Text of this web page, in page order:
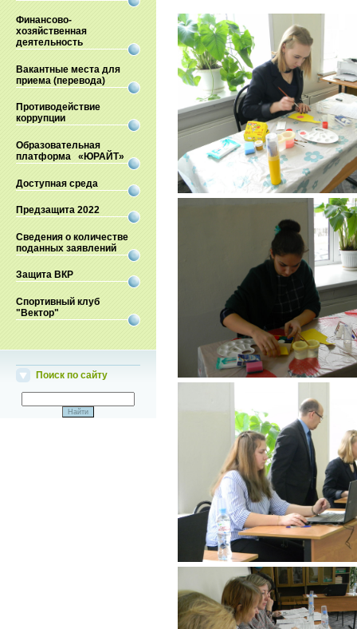
Финансово-
хозяйственная
деятельность
Вакантные места для
приема (перевода)
Противодействие
коррупции
Образовательная
платформа «ЮРАЙТ»
Доступная среда
Предзащита 2022
Сведения о количестве
поданных заявлений
Защита ВКР
Спортивный клуб
"Вектор"
Поиск по сайту